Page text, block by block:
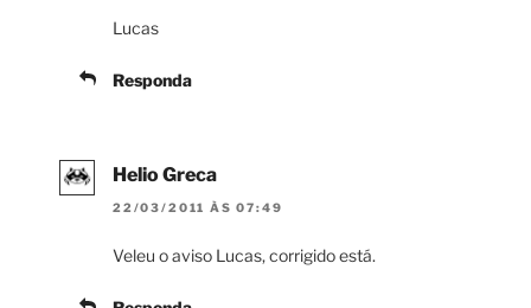
Lucas
Responda
Helio Greca
22/03/2011 ÀS 07:49
Veleu o aviso Lucas, corrigido está.